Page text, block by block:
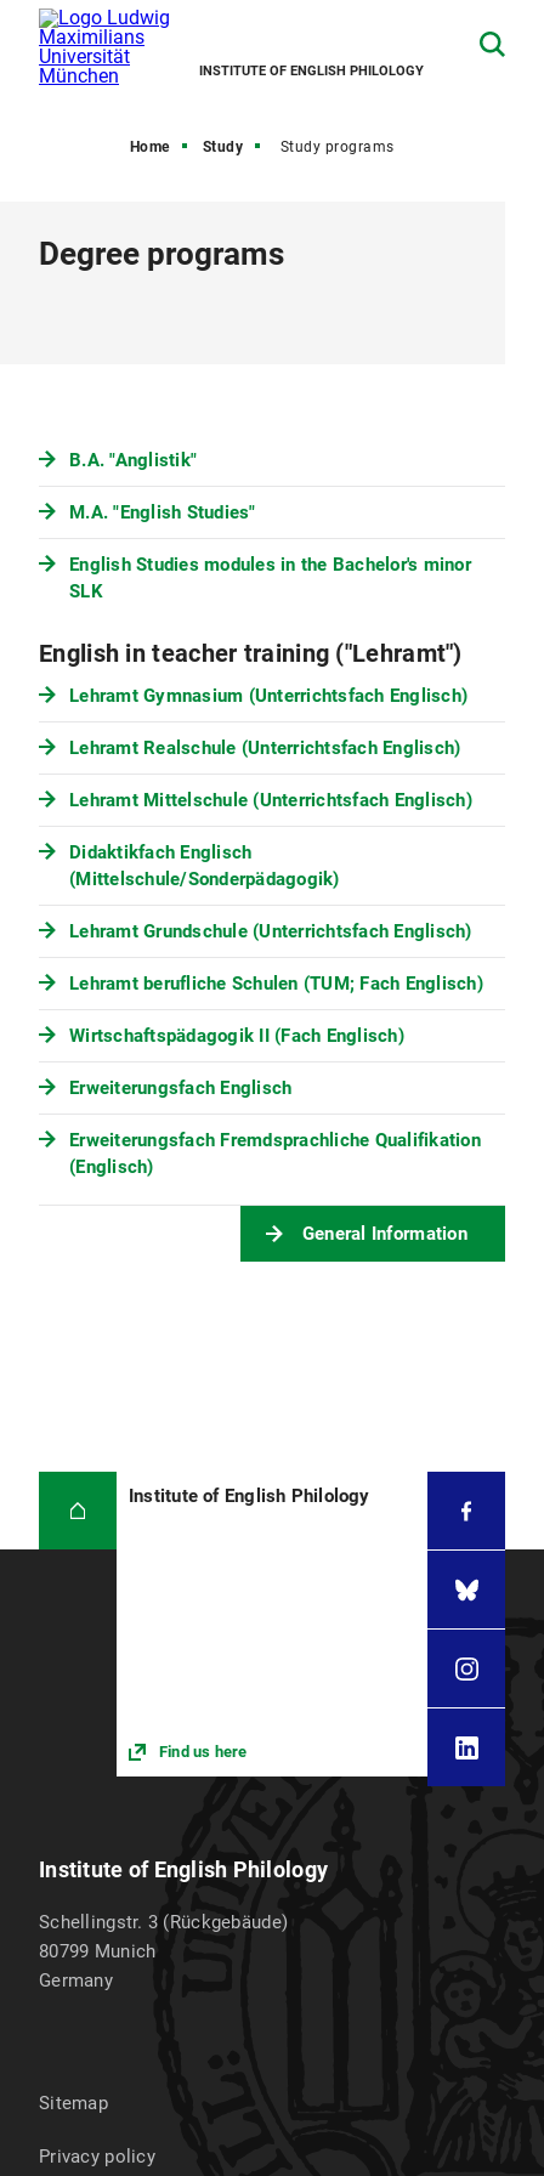
INSTITUTE OF ENGLISH PHILOLOGY
Home Study Study programs
Degree programs
B.A. "Anglistik"
M.A. "English Studies"
English Studies modules in the Bachelor's minor
SLK
English in teacher training ("Lehramt")
Lehramt Gymnasium (Unterrichtsfach Englisch)
Lehramt Realschule (Unterrichtsfach Englisch)
Lehramt Mittelschule (Unterrichtsfach Englisch)
Didaktikfach Englisch
(Mittelschule/Sonderpädagogik)
Lehramt Grundschule (Unterrichtsfach Englisch)
Lehramt berufliche Schulen (TUM; Fach Englisch)
Wirtschaftspädagogik II (Fach Englisch)
Erweiterungsfach Englisch
Erweiterungsfach Fremdsprachliche Qualifikation
(Englisch)
General Information
Institute of English Philology
Find us here
Institute of English Philology
Schellingstr. 3 (Rückgebäude)
80799 Munich
Germany
Sitemap
Privacy policy